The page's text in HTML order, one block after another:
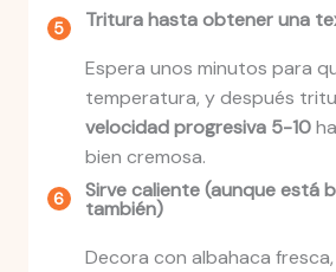
Tritura hasta obtener una
Espera unos minutos para
temperatura, y después
velocidad progresiva 5-10
bien cremosa.
Sirve caliente (aunque está
también)
Decora con albahaca